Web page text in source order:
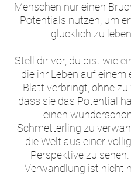
Menschen nur einen
Potentials nutzen, um
glücklich zu
Stell dir vor, du bist wie
die ihr Leben auf einem
Blatt verbringt, ohne zu
dass sie das Potential
einen
Schmetterling zu
die Welt aus einer
Perspektive zu
Verwandlung ist nicht